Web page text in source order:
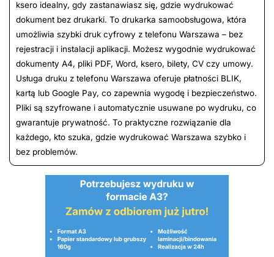
ksero idealny, gdy zastanawiasz się, gdzie wydrukować
dokument bez drukarki. To drukarka samoobsługowa, która
umożliwia szybki druk cyfrowy z telefonu Warszawa – bez
rejestracji i instalacji aplikacji. Możesz wygodnie wydrukować
dokumenty A4, pliki PDF, Word, ksero, bilety, CV czy umowy.
Usługa druku z telefonu Warszawa oferuje płatności BLIK,
kartą lub Google Pay, co zapewnia wygodę i bezpieczeństwo.
Pliki są szyfrowane i automatycznie usuwane po wydruku, co
gwarantuje prywatność. To praktyczne rozwiązanie dla
każdego, kto szuka, gdzie wydrukować Warszawa szybko i
bez problemów.